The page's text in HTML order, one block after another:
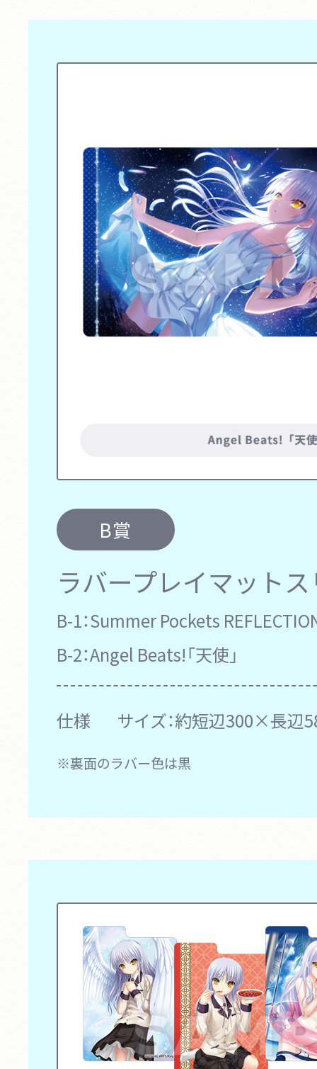
B賞
ラバープレイマット
B-1：Summer Pockets
B-2：Angel Beats!「天使」
仕様 サイズ：約短辺300×長
※裏面のラバー色は黒